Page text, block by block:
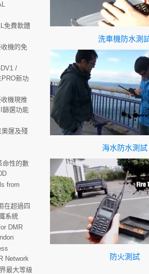
免費軟體
機的免
/
PRO新功
機現推
篩選功能
奧運及殘
命性的數
from
在超過四
系統
DMR
Network
最大等級
洗車機防水測
海水防水測試
防火測試